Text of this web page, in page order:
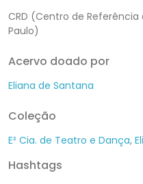
CRD (Centro de
Paulo)
Acervo doado por
Eliana de Santana
Coleção
E² Cia. de Teatro e Dança,
Hashtags